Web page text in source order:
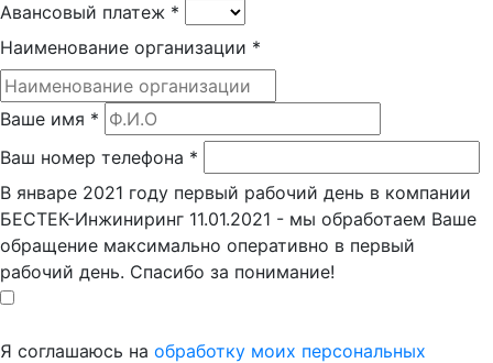
Авансовый платеж *
Наименование организации *
Ваше имя *
Ваш номер телефона *
В январе 2021 году первый рабочий день в компании
БЕСТЕК-Инжиниринг 11.01.2021 - мы обработаем Ваше
обращение максимально оперативно в первый
рабочий день. Спасибо за понимание!
Я соглашаюсь на обработку моих персональных